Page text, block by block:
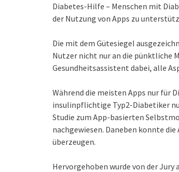
Diabetes-Hilfe – Menschen mit
der Nutzung von Apps zu
Die mit dem Gütesiegel
Nutzer nicht nur an die pünktliche
Gesundheitsassistent dabei, alle
Während die meisten Apps nur für
insulinpflichtige Typ2-Diabetiker
Studie zum App-basierten
nachgewiesen. Daneben konnte
überzeugen.
Hervorgehoben wurde von der